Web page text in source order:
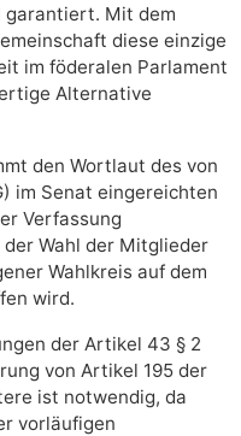
Mit dem
diese einzige
im föderalen Parlament
Alternative
den Wortlaut des von
im Senat eingereichten
Verfassung
Wahl der Mitglieder
Wahlkreis auf dem
wird.
der Artikel 43 § 2
von Artikel 195 der
ist notwendig, da
vorläufigen